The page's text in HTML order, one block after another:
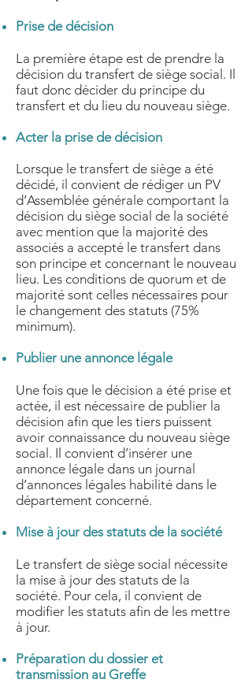
Prise de décision
La première étape est de prendre la
décision du transfert de siège social. Il
faut donc décider du principe du
transfert et du lieu du nouveau siège.
Acter la prise de décision
Lorsque le transfert de siège a été
décidé, il convient de rédiger un PV
d’Assemblée générale comportant la
décision du siège social de la société
avec mention que la majorité des
associés a accepté le transfert dans
son principe et concernant le nouveau
lieu. Les conditions de quorum et de
majorité sont celles nécessaires pour
le changement des statuts (75%
minimum).
Publier une annonce légale
Une fois que le décision a été prise et
actée, il est nécessaire de publier la
décision afin que les tiers puissent
avoir connaissance du nouveau siège
social. Il convient d’insérer une
annonce légale dans un journal
d’annonces légales habilité dans le
département concerné.
Mise à jour des statuts de la société
Le transfert de siège social nécessite
la mise à jour des statuts de la
société. Pour cela, il convient de
modifier les statuts afin de les mettre
à jour.
Préparation du dossier et
transmission au Greffe